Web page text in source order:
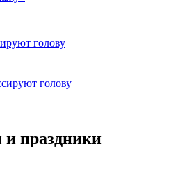
голову
голову
праздники